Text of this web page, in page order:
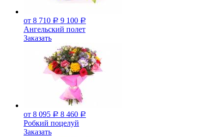
от 8 710 Р 9 100 Р
Ангельский полет
Заказать
от 8 095 Р 8 460 Р
Робкий поцелуй
Заказать